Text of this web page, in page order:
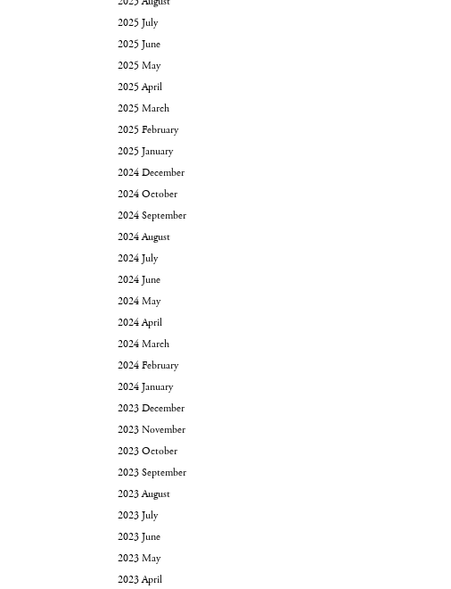
2025 July
2025 June
2025 May
2025 April
2025 March
2025 February
2025 January
2024 December
2024 October
2024 September
2024 August
2024 July
2024 June
2024 May
2024 April
2024 March
2024 February
2024 January
2023 December
2023 November
2023 October
2023 September
2023 August
2023 July
2023 June
2023 May
2023 April